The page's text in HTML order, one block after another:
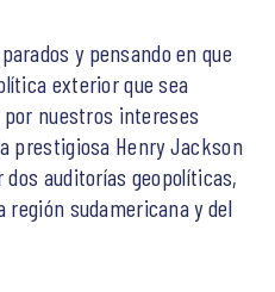
y pensando en que
exterior que sea
nuestros intereses
prestigiosa Henry Jackson
auditorías geopolíticas,
región sudamericana y del